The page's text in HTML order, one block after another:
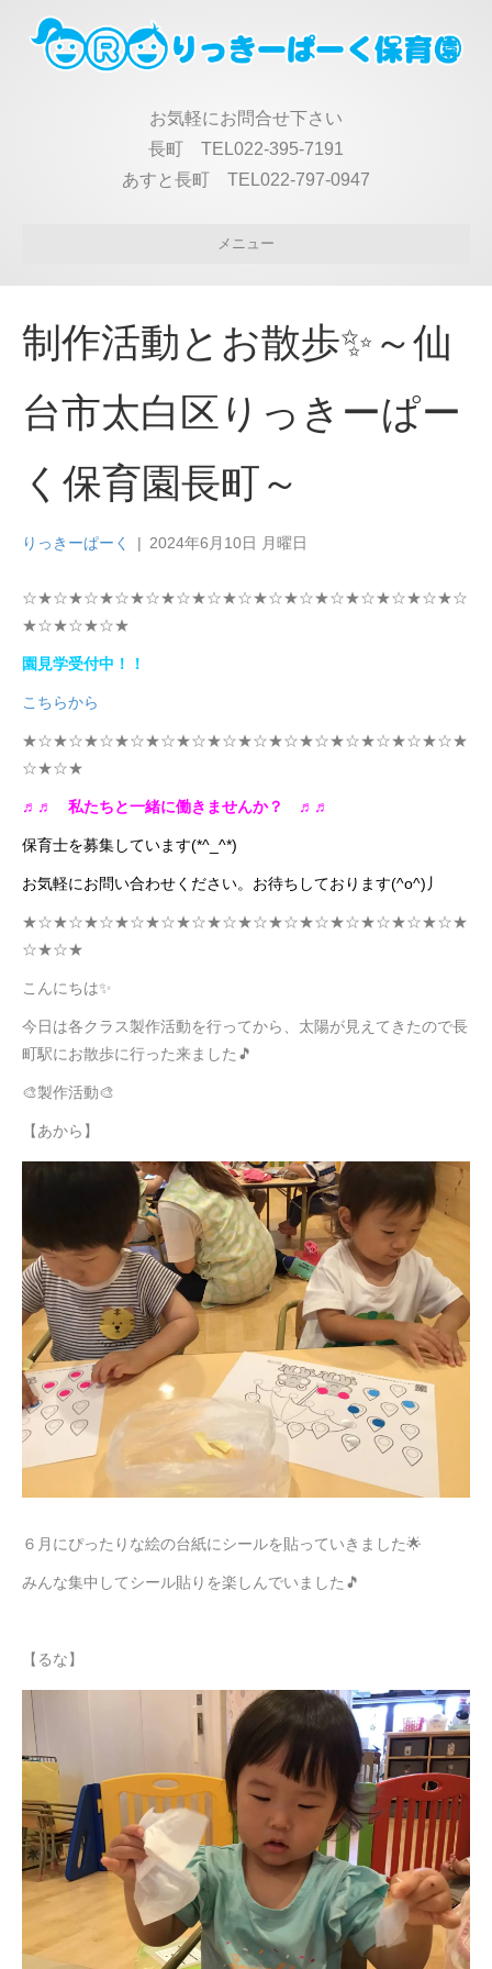
お気軽にお問合せ下さい
長町 TEL022-395-7191
あすと長町 TEL022-797-0947
メニュー
制作活動とお散歩✨～仙
台市太白区りっきーぱー
く保育園長町～
りっきーぱーく | 2024年6月10日 月曜日
☆★☆★☆★☆★☆★☆★☆★☆★☆★☆★☆★☆★☆★☆★☆
★☆★☆★☆★
園見学受付中！！
こちらから
★☆★☆★☆★☆★☆★☆★☆★☆★☆★☆★☆★☆★☆★☆★
☆★☆★
♬♬ 私たちと一緒に働きませんか？ ♬♬
保育士を募集しています(*^_^*)
お気軽にお問い合わせください。お待ちしております(^o^)丿
★☆★☆★☆★☆★☆★☆★☆★☆★☆★☆★☆★☆★☆★☆★
☆★☆★
こんにちは✨
今日は各クラス製作活動を行ってから、太陽が見えてきたので長
町駅にお散歩に行った来ました🎵
🎨製作活動🎨
【あから】
６月にぴったりな絵の台紙にシールを貼っていきました🌟
みんな集中してシール貼りを楽しんでいました🎵
【るな】